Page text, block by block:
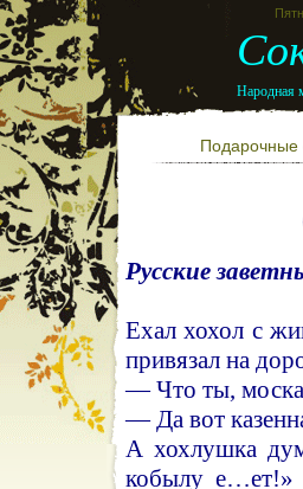
Народная
Русские
Ехал хохол с
привязал на
— Что ты,
— Да вот
А хохлушка
кобылу е…ет!»